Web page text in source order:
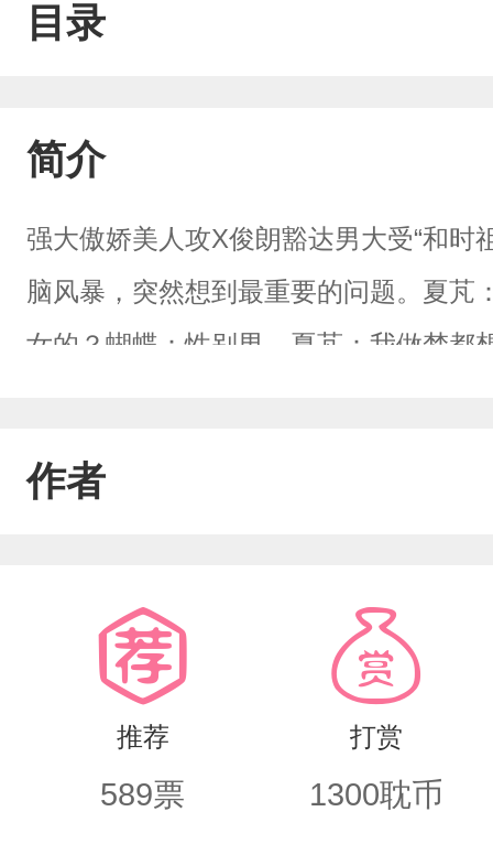
目录
简介
强大傲娇美人攻X俊朗豁达男大受“和时
脑风暴，突然想到最重要的问题。夏芃
女的？蝴蝶：性别男。夏芃：我做梦都
作者
推荐
589票
打赏
1300耽币